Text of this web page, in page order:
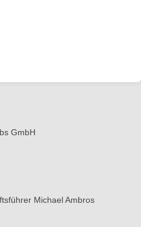
GmbH
Michael Ambros